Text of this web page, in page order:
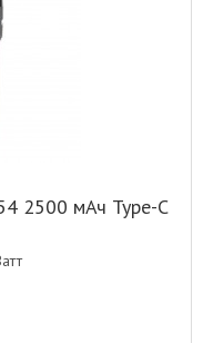
2500 мАч Type-C